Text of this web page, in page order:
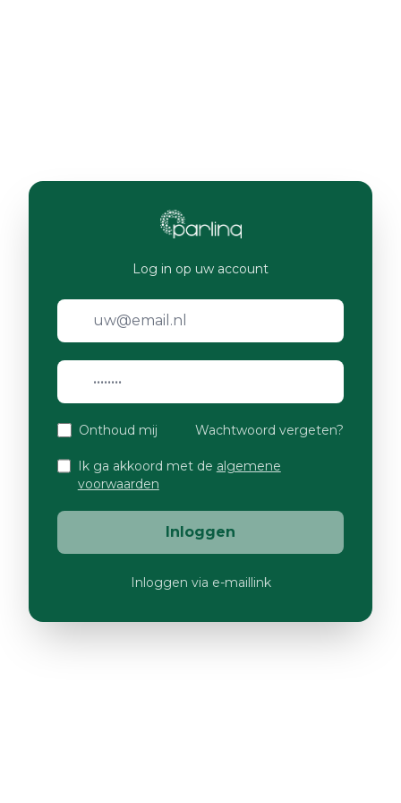
Log in op uw account
Onthoud mij Wachtwoord vergeten?
Ik ga akkoord met de algemene
voorwaarden
Inloggen
Inloggen via e-maillink